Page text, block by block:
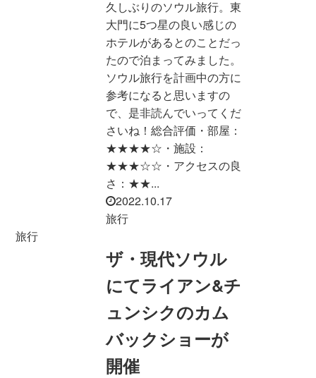
久しぶりのソウル旅行。東
大門に5つ星の良い感じの
ホテルがあるとのことだっ
たので泊まってみました。
ソウル旅行を計画中の方に
参考になると思いますの
で、是非読んでいってくだ
さいね！総合評価・部屋：
★★★★☆・施設：
★★★☆☆・アクセスの良
さ：★★...
2022.10.17
旅行
旅行
ザ・現代ソウル
にてライアン&チ
ュンシクのカム
バックショーが
開催